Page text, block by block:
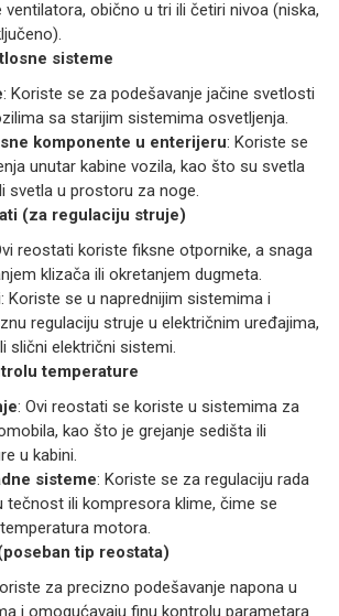
ventilatora, obično u tri ili četiri nivoa (niska,
sisteme
: Koriste se za podešavanje jačine svetlosti
sa starijim sistemima osvetljenja.
komponente u enterijeru: Koriste se
unutar kabine vozila, kao što su svetla
svetla u prostoru za noge.
(za regulaciju struje)
reostati koriste fiksne otpornike, a snaga
klizača ili okretanjem dugmeta.
: Koriste se u naprednijim sistemima i
regulaciju struje u električnim uređajima,
slični električni sistemi.
temperature
: Ovi reostati se koriste u sistemima za
kao što je grejanje sedišta ili
u kabini.
sisteme: Koriste se za regulaciju rada
tečnost ili kompresora klime, čime se
motora.
tip reostata)
za precizno podešavanje napona u
i omogućavaju finu kontrolu parametara